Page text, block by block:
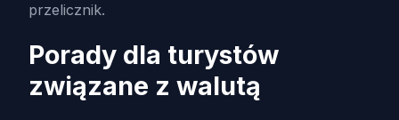
przelicznik.
Porady dla turystów
związane z walutą